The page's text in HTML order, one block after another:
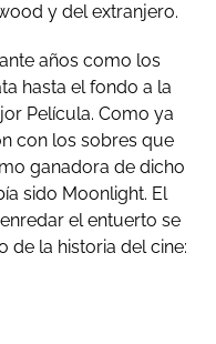
y del extranjero.
años como los
hasta el fondo a la
Película. Como ya
con los sobres que
ganadora de dicho
sido Moonlight. El
el entuerto se
de la historia del cine: